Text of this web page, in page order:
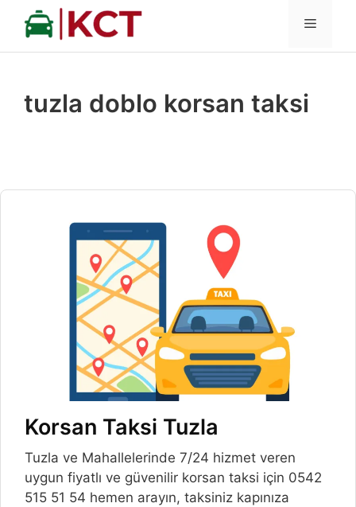
İçeriğe
MENÜ
tuzla doblo korsan taksi
Korsan Taksi Tuzla
Tuzla ve Mahallelerinde 7/24 hizmet veren
uygun fiyatlı ve güvenilir korsan taksi için 0542
515 51 54 hemen arayın, taksiniz kapınıza